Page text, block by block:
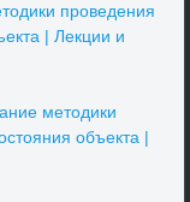
проведения
| Лекции и
методики
объекта |